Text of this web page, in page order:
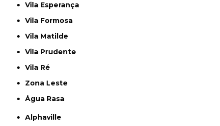
Vila Esperança
Vila Formosa
Vila Matilde
Vila Prudente
Vila Ré
Zona Leste
Água Rasa
Alphaville